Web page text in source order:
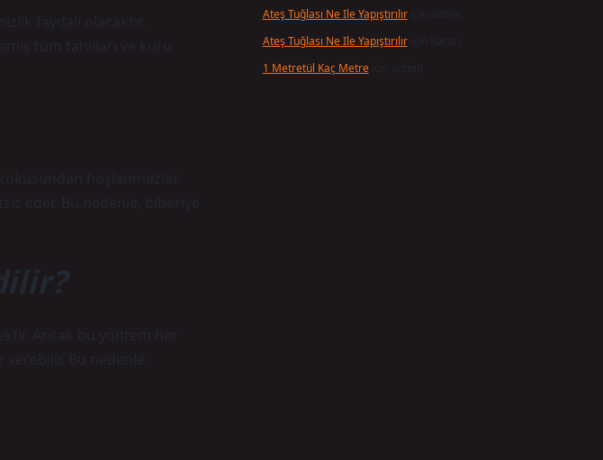
faydalı olacaktır.
tüm tahılları ve kuru
hoşlanmazlar.
eder. Bu nedenle, biberiye
Ancak bu yöntem her
Bu nedenle,
Ateş Tuğlası Ne Ile Yapıştırılıriçin
Ateş Tuğlası Ne Ile Yapıştırılıriçin
1 Metretül Kaç Metreiçin